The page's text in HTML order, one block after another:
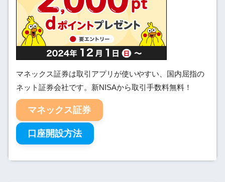
マネックス証券は取引アプリが使いやすい、国内屈指の
ネット証券会社です。新NISAから取引手数料無料！
マネックス証券
口座開設方法